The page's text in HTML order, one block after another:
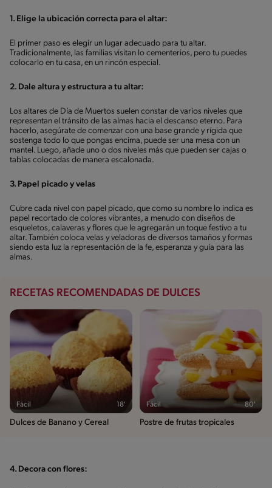
1. Elige la ubicación correcta para el altar:
El primer paso es elegir un lugar adecuado para tu altar.
Tradicionalmente, las familias visitan lo cementerios, pero tu puedes
colocarlo en tu casa, en un rincón especial.
2. Dale altura y estructura a tu altar:
Los altares de Día de Muertos suelen constar de varios niveles que
representan el tránsito de las almas hacia el descanso eterno. Para
hacerlo, asegúrate de comenzar con una base grande y rígida que
sostenga todo lo que pongas encima, puede ser una mesa con un
mantel. Luego, añade uno o dos niveles más que pueden ser cajas o
tablas colocadas de manera escalonada.
3. Papel picado y velas
Cubre cada nivel con papel picado, que como su nombre lo indica es
papel recortado de colores vibrantes, a menudo con diseños de
esqueletos, calaveras y flores que le agregarán un toque festivo a tu
altar. También coloca velas y veladoras de diversos tamaños y formas
siendo esta luz la representación de la fe, esperanza y guía para las
almas.
RECETAS RECOMENDADAS DE DULCES
Fácil 18'
Dulces de Banano y Cereal
Fácil 80'
Postre de frutas tropicales
4. Decora con flores: